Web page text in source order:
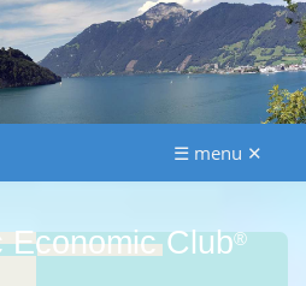
Economic Club®
☰ menu ✕